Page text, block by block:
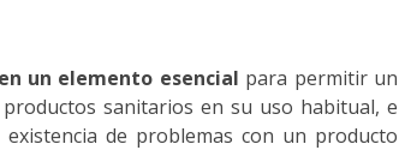
un elemento esencial para permitir un
sanitarios en su uso habitual, e
de problemas con un producto